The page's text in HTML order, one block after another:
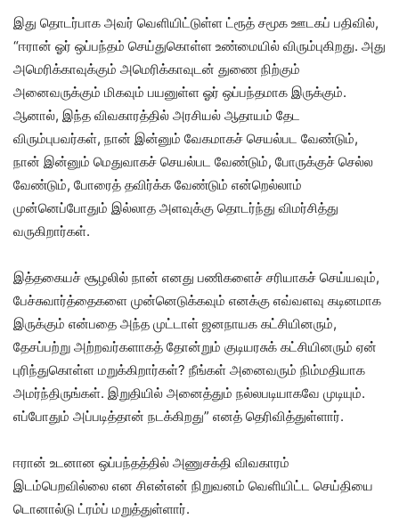
இது தொடர்பாக அவர் வெளியிட்டுள்ள ட்ரூத் சமூக ஊடகப் பதிவில்,
“ஈரான் ஓர் ஒப்பந்தம் செய்துகொள்ள உண்மையில் விரும்புகிறது. அது
அமெரிக்காவுக்கும் அமெரிக்காவுடன் துணை நிற்கும்
அனைவருக்கும் மிகவும் பயனுள்ள ஓர் ஒப்பந்தமாக இருக்கும்.
ஆனால், இந்த விவகாரத்தில் அரசியல் ஆதாயம் தேட
விரும்புபவர்கள், நான் இன்னும் வேகமாகச் செயல்பட வேண்டும்,
நான் இன்னும் மெதுவாகச் செயல்பட வேண்டும், போருக்குச் செல்ல
வேண்டும், போரைத் தவிர்க்க வேண்டும் என்றெல்லாம்
முன்னெப்போதும் இல்லாத அளவுக்கு தொடர்ந்து விமர்சித்து
வருகிறார்கள்.
இத்தகையச் சூழலில் நான் எனது பணிகளைச் சரியாகச் செய்யவும்,
பேச்சுவார்த்தைகளை முன்னெடுக்கவும் எனக்கு எவ்வளவு கடினமாக
இருக்கும் என்பதை அந்த முட்டாள் ஜனநாயக கட்சியினரும்,
தேசப்பற்று அற்றவர்களாகத் தோன்றும் குடியரசுக் கட்சியினரும் ஏன்
புரிந்துகொள்ள மறுக்கிறார்கள்? நீங்கள் அனைவரும் நிம்மதியாக
அமர்ந்திருங்கள். இறுதியில் அனைத்தும் நல்லபடியாகவே முடியும்.
எப்போதும் அப்படித்தான் நடக்கிறது” எனத் தெரிவித்துள்ளார்.
ஈரான் உடனான ஒப்பந்தத்தில் அணுசக்தி விவகாரம்
இடம்பெறவில்லை என சிஎன்என் நிறுவனம் வெளியிட்ட செய்தியை
டொனால்டு ட்ரம்ப் மறுத்துள்ளார்.